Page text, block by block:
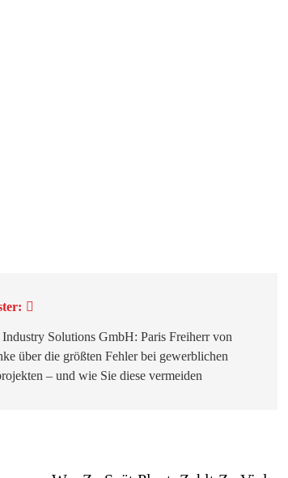
Industry Solutions GmbH: Paris Freiherr von
über die größten Fehler bei gewerblichen
– und wie Sie diese vermeiden